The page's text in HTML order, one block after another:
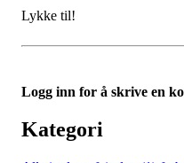
Lykke til!
Logg inn for å skrive en
Kategori